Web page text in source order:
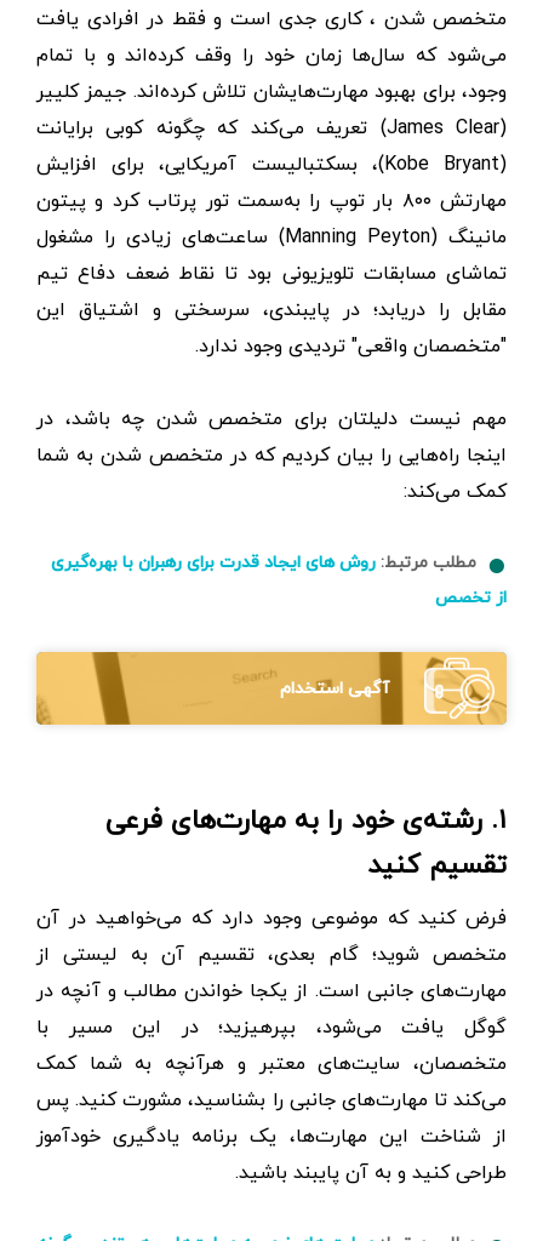
متخصص شدن ، کاری جدی است و فقط در افرادی یافت
می‌شود که سال‌ها زمان خود را وقف کرده‌اند و با تمام
وجود، برای بهبود مهارت‌هایشان تلاش کرده‌اند. جیمز کلییر
(James Clear) تعریف می‌کند که چگونه کوبی برایانت
(Kobe Bryant)، بسکتبالیست آمریکایی، برای افزایش
مهارتش ۸۰۰ بار توپ را به‌سمت تور پرتاب کرد و پیتون
مانینگ (Manning Peyton) ساعت‌های زیادی را مشغول
تماشای مسابقات تلویزیونی بود تا نقاط ضعف دفاع تیم
مقابل را دریابد؛ در پایبندی، سرسختی و اشتیاق این
"متخصصان واقعی" تردیدی وجود ندارد.
مهم نیست دلیلتان برای متخصص شدن چه باشد، در
اینجا راه‌هایی را بیان کردیم که در متخصص شدن به شما
کمک می‌کند:
مطلب مرتبط: روش های ایجاد قدرت برای رهبران با بهره‌گیری
از تخصص
آگهی استخدام
۱. رشته‌ی خود را به مهارت‌های فرعی
تقسیم کنید
فرض کنید که موضوعی وجود دارد که می‌خواهید در آن
متخصص شوید؛ گام بعدی، تقسیم آن به لیستی از
مهارت‌های جانبی است. از یکجا خواندن مطالب و آنچه در
گوگل یافت می‌شود، بپرهیزید؛ در این مسیر با
متخصصان، سایت‌های معتبر و هرآنچه به شما کمک
می‌کند تا مهارت‌های جانبی را بشناسید، مشورت کنید. پس
از شناخت این مهارت‌ها، یک برنامه یادگیری خودآموز
طراحی کنید و به آن پایبند باشید.